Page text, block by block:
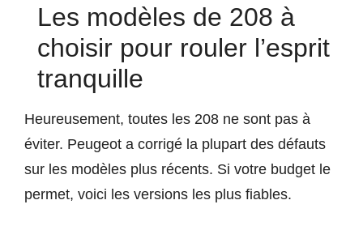
Les modèles de 208 à
choisir pour rouler l’esprit
tranquille
Heureusement, toutes les 208 ne sont pas à
éviter. Peugeot a corrigé la plupart des défauts
sur les modèles plus récents. Si votre budget le
permet, voici les versions les plus fiables.